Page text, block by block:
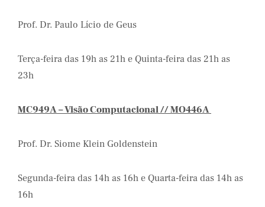
Prof. Dr. Paulo Lício de Geus
Terça-feira das 19h as 21h e Quinta-feira das 21h as
23h
MC949A – Visão Computacional // MO446A
Prof. Dr. Siome Klein Goldenstein
Segunda-feira das 14h as 16h e Quarta-feira das 14h as
16h